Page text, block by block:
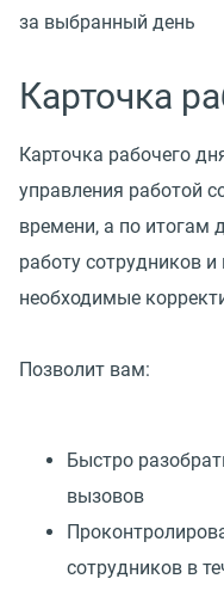
за выбранный день
Карточка
Карточка рабочего
управления работой
времени, а по итогам
работу сотрудников и
необходимые
Позволит вам:
Быстро
вызовов
сотрудников в